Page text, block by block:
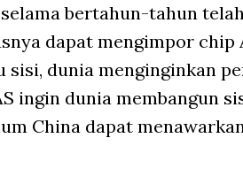
bertahun-tahun
dapat mengimpor chip
sisi, dunia menginginkan
ingin dunia membangun
China dapat